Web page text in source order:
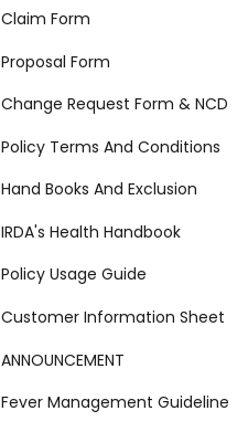
Claim Form
Proposal Form
Change Request Form & NCD
Policy Terms And Conditions
Hand Books And Exclusion
IRDA's Health Handbook
Policy Usage Guide
Customer Information Sheet
ANNOUNCEMENT
Fever Management Guideline